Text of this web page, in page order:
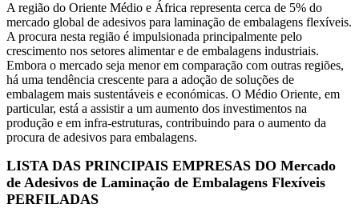
A região do Oriente Médio e África representa cerca de 5% do
mercado global de adesivos para laminação de embalagens flexíveis.
A procura nesta região é impulsionada principalmente pelo
crescimento nos setores alimentar e de embalagens industriais.
Embora o mercado seja menor em comparação com outras regiões,
há uma tendência crescente para a adoção de soluções de
embalagem mais sustentáveis ​​e económicas. O Médio Oriente, em
particular, está a assistir a um aumento dos investimentos na
produção e em infra-estruturas, contribuindo para o aumento da
procura de adesivos para embalagens.
LISTA DAS PRINCIPAIS EMPRESAS DO Mercado
de Adesivos de Laminação de Embalagens Flexíveis
PERFILADAS